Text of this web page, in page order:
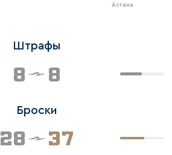
Астана
Штрафы
8 8
Броски
28 37